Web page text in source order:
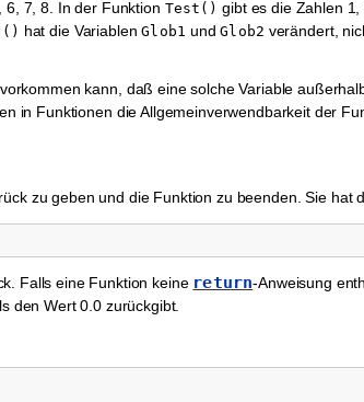
6, 7, 8. In der Funktion Test() gibt es die Zahlen
hat die VariablenGlob1 undGlob2 verändert,
kann, daß eine solche Variable
in Funktionen die Allgemeinverwendbarkeit der
zu geben und die Funktion zu beenden. Sie hat
Falls eine Funktion keine return-Anweisung
den Wert 0.0 zurückgibt.